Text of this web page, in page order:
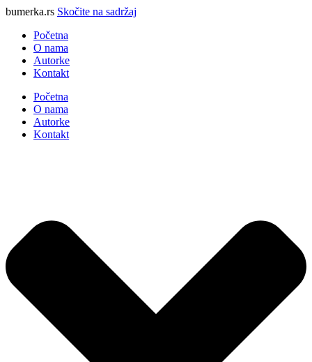
bumerka.rs Skočite na sadržaj
Početna
O nama
Autorke
Kontakt
Početna
O nama
Autorke
Kontakt